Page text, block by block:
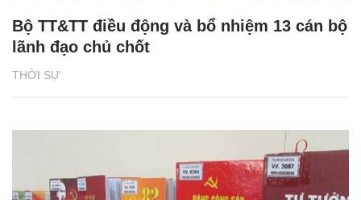
THỜI SỰ
Bộ TT&TT điều động và bổ nhiệm 13 cán bộ
lãnh đạo chủ chốt